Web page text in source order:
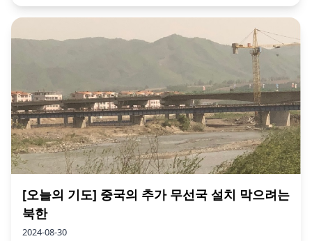
[오늘의 기도] 중국의 추가 무선국 설치 막으려는
북한
2024-08-30